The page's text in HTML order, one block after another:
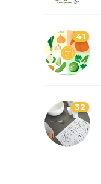
41
32